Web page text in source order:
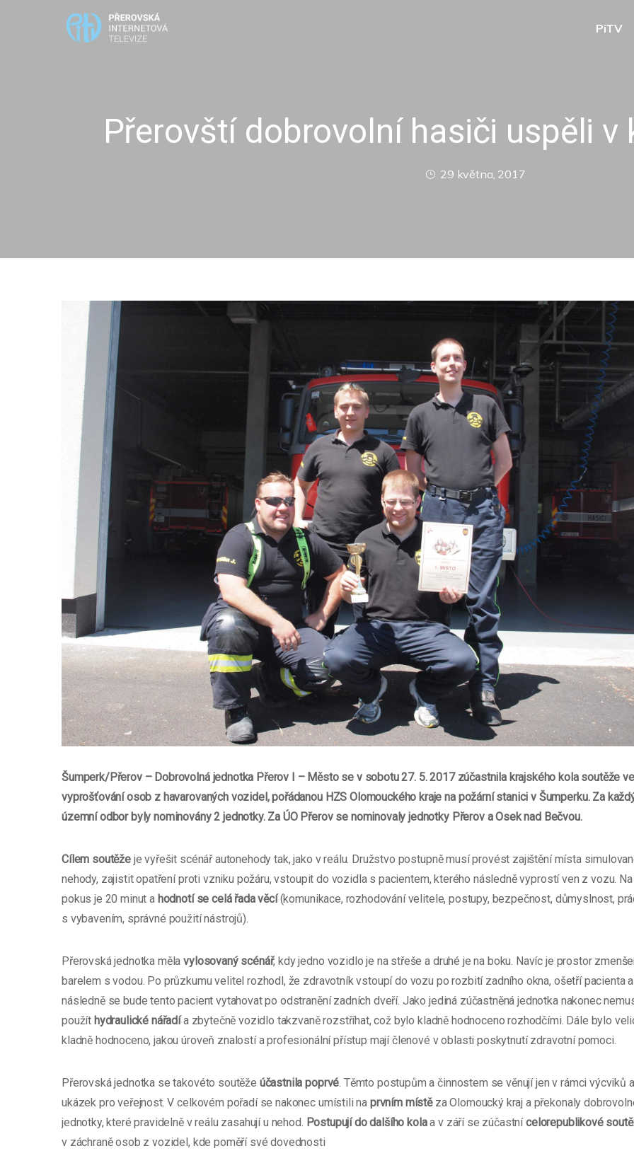
PiTV
Přerovští dobrovolní hasiči uspěli v
29 května, 2017
Šumperk/Přerov – Dobrovolná jednotka Přerov I – Město se v sobotu 27. 5. 2017 zúčastnila krajského kola soutěže ve
vyprošťování osob z havarovaných vozidel, pořádanou HZS Olomouckého kraje na požární stanici v Šumperku. Za
územní odbor byly nominovány 2 jednotky. Za ÚO Přerov se nominovaly jednotky Přerov a Osek nad Bečvou.
Cílem soutěžeje vyřešit scénář autonehody tak, jako v reálu. Družstvo postupně musí provést zajištění místa
nehody, zajistit opatření proti vzniku požáru, vstoupit do vozidla s pacientem, kterého následně vyprostí ven z vozu.
pokus je 20 minut ahodnotí se celá řada věcí(komunikace, rozhodování velitele, postupy, bezpečnost, důmyslnost,
s vybavením, správné použití nástrojů).
Přerovská jednotka mělavylosovaný scénář, kdy jedno vozidlo je na střeše a druhé je na boku. Navíc je prostor
barelem s vodou. Po průzkumu velitel rozhodl, že zdravotník vstoupí do vozu po rozbití zadního okna, ošetří pacienta a
následně se bude tento pacient vytahovat po odstranění zadních dveří. Jako jediná zúčastněná jednotka nakonec
použít hydraulické nářadía zbytečně vozidlo takzvaně rozstříhat, což bylo kladně hodnoceno rozhodčími. Dále bylo
kladně hodnoceno, jakou úroveň znalostí a profesionální přístup mají členové v oblasti poskytnutí zdravotní pomoci.
Přerovská jednotka se takovéto soutěže účastnila poprvé. Těmto postupům a činnostem se věnují jen v rámci výcviků a
ukázek pro veřejnost. V celkovém pořadí se nakonec umístili na prvním místěza Olomoucký kraj a překonaly
jednotky, které pravidelně v reálu zasahují u nehod. Postupují do dalšího kolaa v září se zúčastnícelorepublikové
v záchraně osob z vozidel, kde poměří své dovednosti